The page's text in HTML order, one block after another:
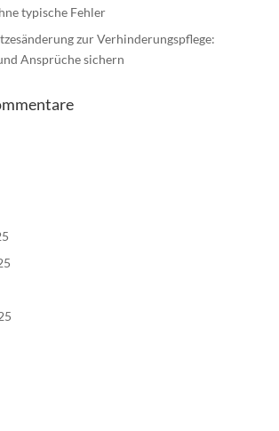
typische Fehler
zur Verhinderungspflege:
Ansprüche sichern